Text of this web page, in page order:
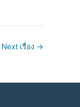
Next เรื่อง →